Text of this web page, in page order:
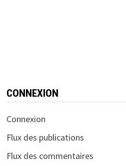
CONNEXION
Connexion
Flux des publications
Flux des commentaires